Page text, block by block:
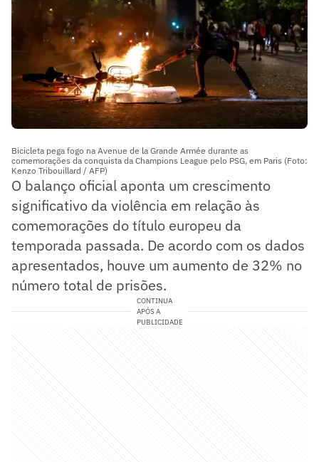
Bicicleta pega fogo na Avenue de la Grande Armée durante as
comemorações da conquista da Champions League pelo PSG, em Paris (Foto:
Kenzo Tribouillard / AFP)
O balanço oficial aponta um crescimento
significativo da violência em relação às
comemorações do título europeu da
temporada passada. De acordo com os dados
apresentados, houve um aumento de 32% no
número total de prisões.
CONTINUA
APÓS A
PUBLICIDADE